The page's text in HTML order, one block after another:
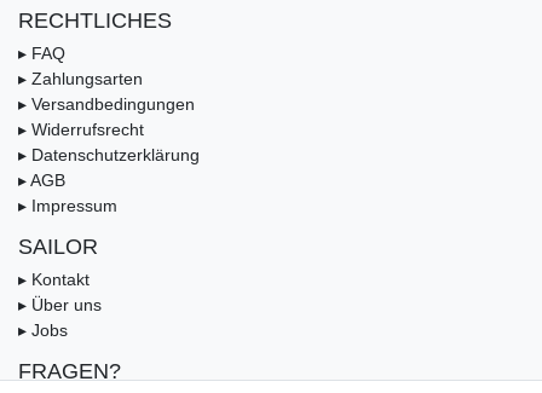
RECHTLICHES
▸ FAQ
▸ Zahlungsarten
▸ Versandbedingungen
▸ Widerrufsrecht
▸ Datenschutzerklärung
▸ AGB
▸ Impressum
SAILOR
▸ Kontakt
▸ Über uns
▸ Jobs
FRAGEN?